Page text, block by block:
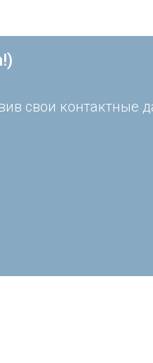
свои контактные